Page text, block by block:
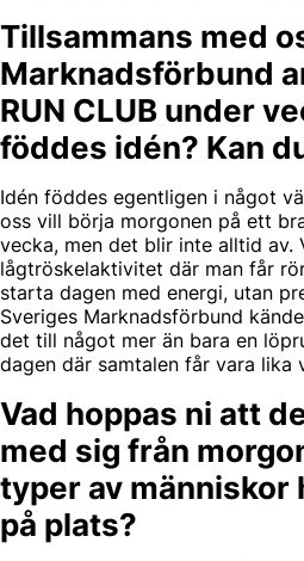
Tillsammans med
Marknadsförbund
RUN CLUB under
föddes idén? Kan
Idén föddes egentligen i något
oss vill börja morgonen på ett
vecka, men det blir inte alltid av.
lågtröskelaktivitet där man får
starta dagen med energi, utan
Sveriges Marknadsförbund
det till något mer än bara en
dagen där samtalen får vara lika
Vad hoppas ni att
med sig från
typer av människor
på plats?